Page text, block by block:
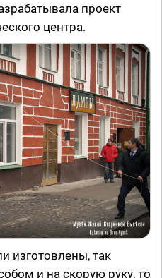
проект
центра.
изготовлены, так
и на скорую руку, то